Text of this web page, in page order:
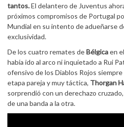
tantos.El delantero de Juventus
próximos compromisos de Portugal
Mundial en su intento de adueñarse
exclusividad.
De los cuatro remates deBélgicaen
había ido al arco ni inquietado a Rui
ofensivo de los Diablos Rojos
etapa pareja y muy táctica, Thorgan
sorprendió con un derechazo
de una banda a la otra.